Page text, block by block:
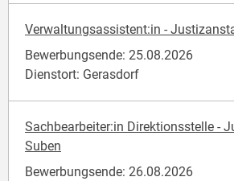
Verwaltungsassistent:in -
Bewerbungsende: 25.08.2026
Dienstort: Gerasdorf
Sachbearbeiter:in Direktionsstelle -
Suben
Bewerbungsende: 26.08.2026